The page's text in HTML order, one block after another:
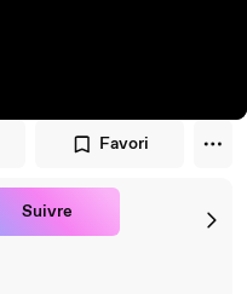
Favori
Suivre